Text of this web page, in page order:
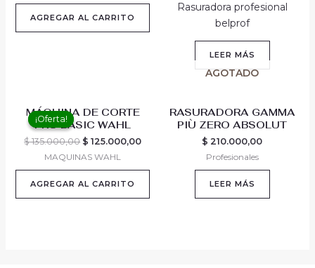
AGREGAR AL CARRITO
Rasuradora profesional
belprof
LEER MÁS
¡Oferta!
¡Oferta!
MÁQUINA DE CORTE
PRO BASIC WAHL
$135.000,00
price
was:
$ 135.000,00.
$ 125.000,00
MAQUINAS WAHL
AGREGAR AL CARRITO
AGOTADO
RASURADORA GAMMA
PIÙ ZERO ABSOLUT
$ 210.000,00
Profesionales
LEER MÁS